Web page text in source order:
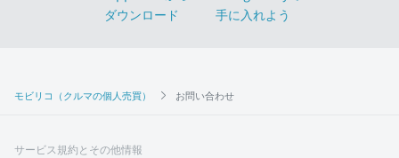
モビリコ（クルマの個人売買） お問い合わせ
サービス規約とその他情報